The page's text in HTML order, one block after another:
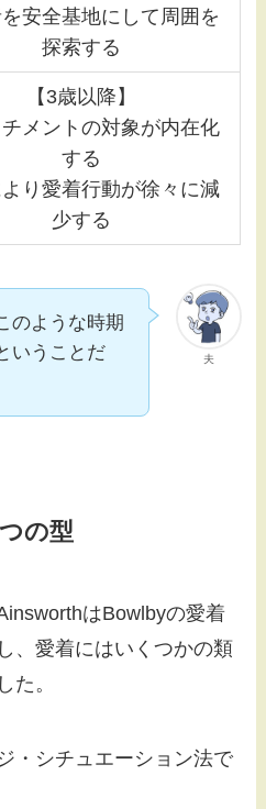
安全基地にして周囲を
探索する
【3歳以降】
メントの対象が内在化
する
り愛着行動が徐々に減
少する
夫
のような時期
いうことだ
の型
はBowlbyの愛着
、愛着にはいくつかの類
た。
・シチュエーション法で